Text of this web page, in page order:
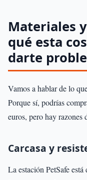
Materiales
qué esta
darte
Vamos a hablar de lo
Porque sí, podrías
euros, pero hay razones
Carcasa y
La estación PetSafe está